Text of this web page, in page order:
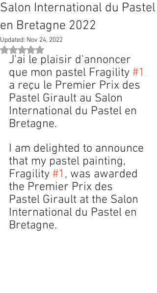
Salon International du Pastel
en Bretagne 2022
Updated: Nov 24, 2022
Rated NaN out of 5 stars.
J'ai le plaisir d'annoncer
que mon pastel Fragility #1
a reçu le Premier Prix des
Pastel Girault au Salon
International du Pastel en
Bretagne.
I am delighted to announce
that my pastel painting,
Fragility #1 , was awarded
the Premier Prix des
Pastel Girault at the Salon
International du Pastel en
Bretagne.